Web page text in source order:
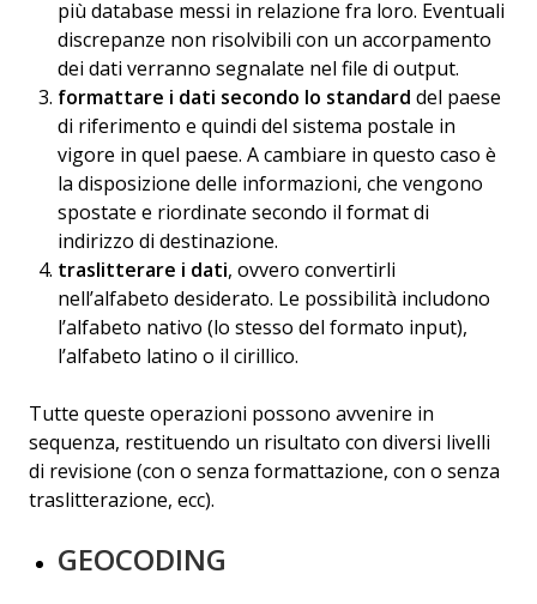
più database messi in relazione fra loro. Eventuali
discrepanze non risolvibili con un accorpamento
dei dati verranno segnalate nel file di output.
formattare i dati secondo lo standard del paese
di riferimento e quindi del sistema postale in
vigore in quel paese. A cambiare in questo caso è
la disposizione delle informazioni, che vengono
spostate e riordinate secondo il format di
indirizzo di destinazione.
traslitterare i dati, ovvero convertirli
nell’alfabeto desiderato. Le possibilità includono
l’alfabeto nativo (lo stesso del formato input),
l’alfabeto latino o il cirillico.
Tutte queste operazioni possono avvenire in
sequenza, restituendo un risultato con diversi livelli
di revisione (con o senza formattazione, con o senza
traslitterazione, ecc).
GEOCODING